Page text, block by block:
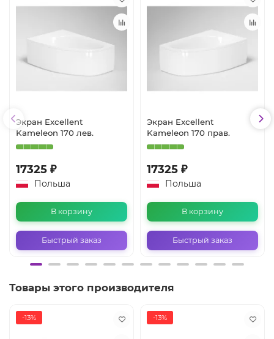
Экран Excellent
Kameleon 170 лев.
17325 ₽
Польша
В корзину
Быстрый заказ
Экран Excellent
Kameleon 170 прав.
17325 ₽
Польша
В корзину
Быстрый заказ
Товары этого производителя
-13% -13%